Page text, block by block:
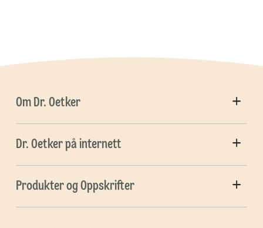
Om Dr. Oetker
Dr. Oetker på internett
Produkter og Oppskrifter